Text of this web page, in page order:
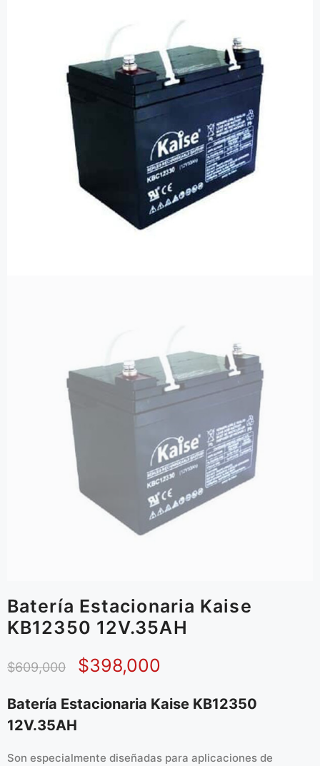
Batería Estacionaria Kaise
KB12350 12V.35AH
$609,000 $398,000
Batería Estacionaria Kaise KB12350
12V.35AH
Son especialmente diseñadas para aplicaciones de